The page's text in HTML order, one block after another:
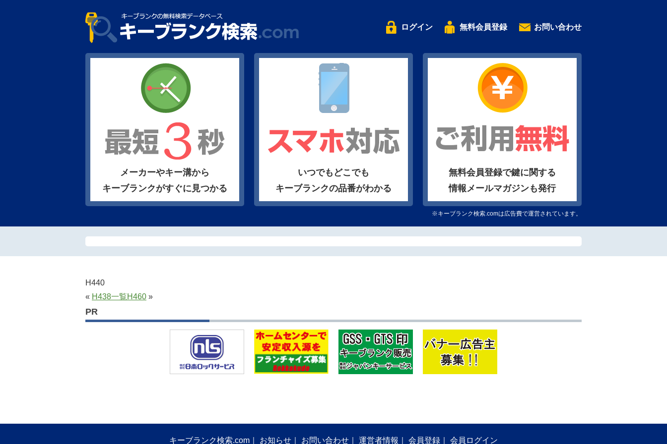
ログイン 無料会員登録 お問い合わせ
メーカーやキー溝から
キーブランクがすぐに見つかる
いつでもどこでも
キーブランクの品番がわかる
無料会員登録で鍵に関する
情報メールマガジンも発行
※キーブランク検索.comは広告費で運営されています。
H440
« H438一覧H460 »
PR
キーブランク検索.com お知らせ お問い合わせ 運営者情報 会員登録 会員ログイン